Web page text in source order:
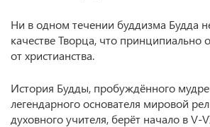
Ни в одном течении буддизма Будда
качестве Творца, что принципиально
от христианства.
История Будды, пробуждённого
легендарного основателя мировой
духовного учителя, берёт начало в V-